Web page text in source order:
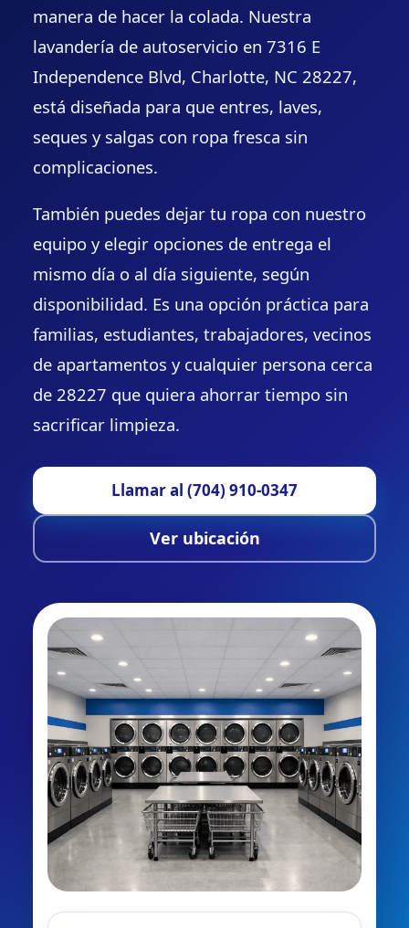
manera de hacer la colada. Nuestra
lavandería de autoservicio en 7316 E
Independence Blvd, Charlotte, NC 28227,
está diseñada para que entres, laves,
seques y salgas con ropa fresca sin
complicaciones.
También puedes dejar tu ropa con nuestro
equipo y elegir opciones de entrega el
mismo día o al día siguiente, según
disponibilidad. Es una opción práctica para
familias, estudiantes, trabajadores, vecinos
de apartamentos y cualquier persona cerca
de 28227 que quiera ahorrar tiempo sin
sacrificar limpieza.
Llamar al (704) 910-0347
Ver ubicación